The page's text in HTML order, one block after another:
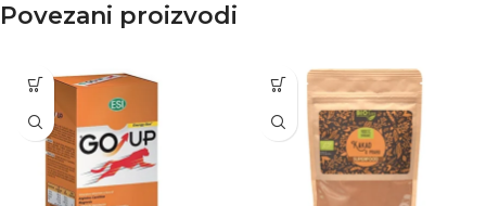
Povezani proizvodi